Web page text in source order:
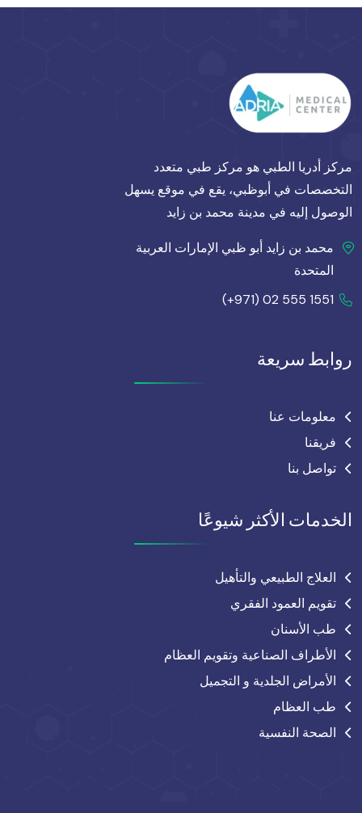
مركز أدريا الطبي هو مركز طبي متعدد
التخصصات في أبوظبي، يقع في موقع يسهل
الوصول إليه في مدينة محمد بن زايد
محمد بن زايد أبو ظبي الإمارات العربية
المتحدة
(+971) 02 555 1551
روابط سريعة
معلومات عنا
فريقنا
تواصل بنا
الخدمات الأكثر شيوعًا
العلاج الطبيعي والتأهيل
تقويم العمود الفقري
طب الأسنان
الأطراف الصناعية وتقويم العظام
الأمراض الجلدية و التجميل
طب العظام
الصحة النفسية